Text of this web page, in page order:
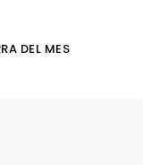
DEL MES